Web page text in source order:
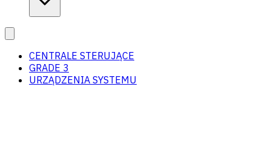
CENTRALE STERUJĄCE
GRADE 3
URZĄDZENIA SYSTEMU